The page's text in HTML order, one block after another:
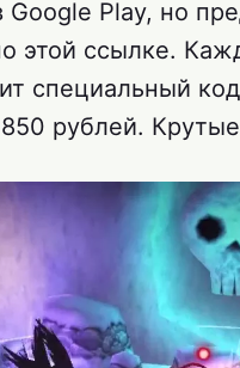
Play, но
этой ссылке.
специальный
рублей.